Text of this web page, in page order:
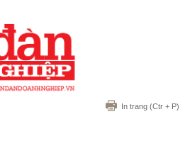
In trang (Ctr + P)